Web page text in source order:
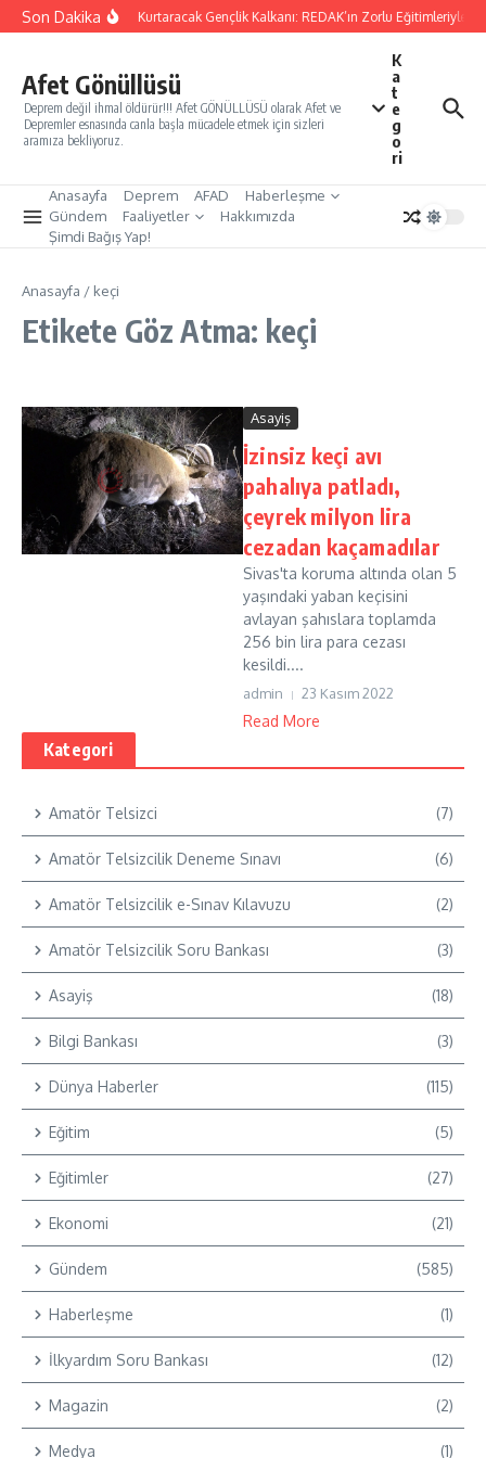
İçeriğe atla
Son DakikaYarınları Kurtaracak Gençlik Kalkanı: REDAK’ın Zorlu Eğitimleriyle
Afet Gönüllüsü
Deprem değil ihmal öldürür!!! Afet GÖNÜLLÜSÜ olarak Afet ve
Depremler esnasında canla başla mücadele etmek için sizleri
aramıza bekliyoruz.
K
a
t
e
g
o
ri
Anasayfa Deprem AFAD
Haberleşme
Gündem
Faaliyetler
Hakkımızda
Şimdi Bağış Yap!
Anasayfa / keçi
Etikete Göz Atma: keçi
Asayiş
İzinsiz keçi avı
pahalıya patladı,
çeyrek milyon lira
cezadan kaçamadılar
Sivas'ta koruma altında olan 5
yaşındaki yaban keçisini
avlayan şahıslara toplamda
256 bin lira para cezası
kesildi....
admin 23 Kasım 2022
Read More
Kategori
Amatör Telsizci (7)
Amatör Telsizcilik Deneme Sınavı (6)
Amatör Telsizcilik e-Sınav Kılavuzu (2)
Amatör Telsizcilik Soru Bankası (3)
Asayiş (18)
Bilgi Bankası (3)
Dünya Haberler (115)
Eğitim (5)
Eğitimler (27)
Ekonomi (21)
Gündem (585)
Haberleşme (1)
İlkyardım Soru Bankası (12)
Magazin (2)
Medya (1)